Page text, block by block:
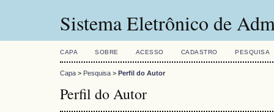
Sistema Eletrônico de
CAPA SOBRE ACESSO CADASTRO PESQUISA
Capa > Pesquisa > Perfil do Autor
Perfil do Autor